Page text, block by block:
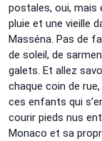
postales, oui, mais
pluie et une vieille
Masséna. Pas de
de soleil, de
galets. Et allez
chaque coin de
ces enfants qui
courir pieds nus
Monaco et sa